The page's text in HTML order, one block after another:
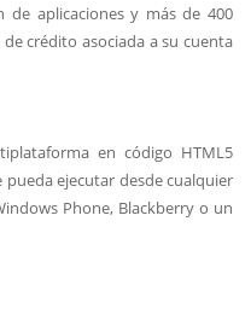
aplicaciones y más de 400
crédito asociada a su cuenta
en código HTML5
ejecutar desde cualquier
Phone, Blackberry o un